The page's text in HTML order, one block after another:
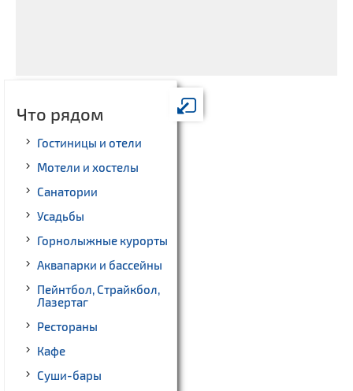
Что рядом
Гостиницы и отели
Мотели и хостелы
Санатории
Усадьбы
Горнолыжные курорты
Аквапарки и бассейны
Пейнтбол, Страйкбол,
Лазертаг
Рестораны
Кафе
Суши-бары